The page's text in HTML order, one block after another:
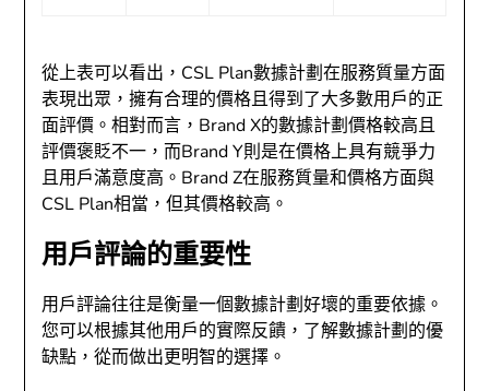
從上表可以看出，CSL Plan數據計劃在服務質量方面
表現出眾，擁有合理的價格且得到了大多數用戶的正
面評價。相對而言，Brand X的數據計劃價格較高且
評價褒貶不一，而Brand Y則是在價格上具有競爭力
且用戶滿意度高。Brand Z在服務質量和價格方面與
CSL Plan相當，但其價格較高。
用戶評論的重要性
用戶評論往往是衡量一個數據計劃好壞的重要依據。
您可以根據其他用戶的實際反饋，了解數據計劃的優
缺點，從而做出更明智的選擇。